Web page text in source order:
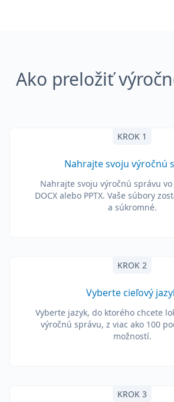
Ako preložiť
KROK 1
Nahrajte svoju výročnú
Nahrajte svoju výročnú správu vo
DOCX alebo PPTX. Vaše súbory
a súkromné.
KROK 2
Vyberte cieľový
Vyberte jazyk, do ktorého chcete
výročnú správu, z viac ako 100
možností.
KROK 3